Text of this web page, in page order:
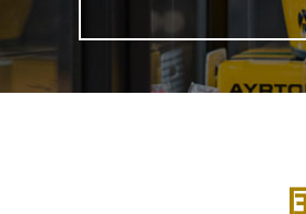
Brand list